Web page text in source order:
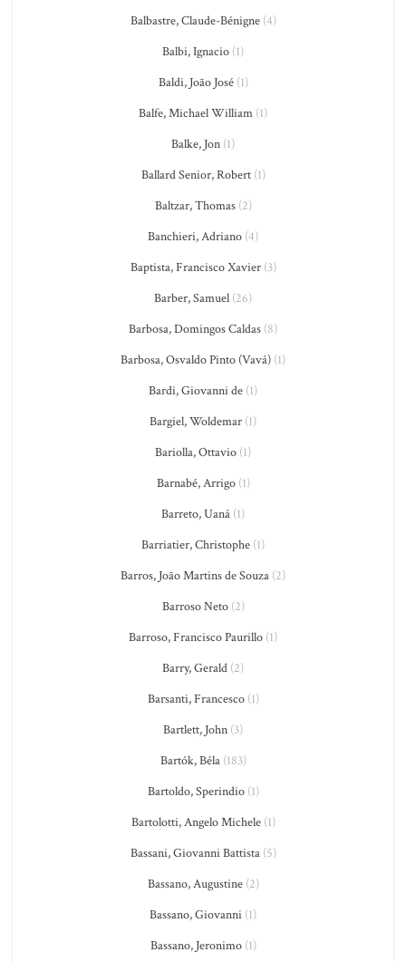
Balbastre, Claude-Bénigne(4)
Balbi, Ignacio (1)
Baldi, João José(1)
Balfe, Michael William (1)
Balke, Jon (1)
Ballard Senior, Robert(1)
Baltzar, Thomas(2)
Banchieri, Adriano (4)
Baptista, Francisco Xavier(3)
Barber, Samuel (26)
Barbosa, Domingos Caldas (8)
Barbosa, Osvaldo Pinto (Vavá) (1)
Bardi, Giovanni de (1)
Bargiel, Woldemar (1)
Bariolla, Ottavio (1)
Barnabé, Arrigo(1)
Barreto, Uaná (1)
Barriatier, Christophe (1)
Barros, João Martins de Souza (2)
Barroso Neto(2)
Barroso, Francisco Paurillo (1)
Barry, Gerald (2)
Barsanti, Francesco(1)
Bartlett, John (3)
Bartók, Béla(183)
Bartoldo, Sperindio(1)
Bartolotti, Angelo Michele(1)
Bassani, Giovanni Battista(5)
Bassano, Augustine(2)
Bassano, Giovanni (1)
Bassano, Jeronimo(1)